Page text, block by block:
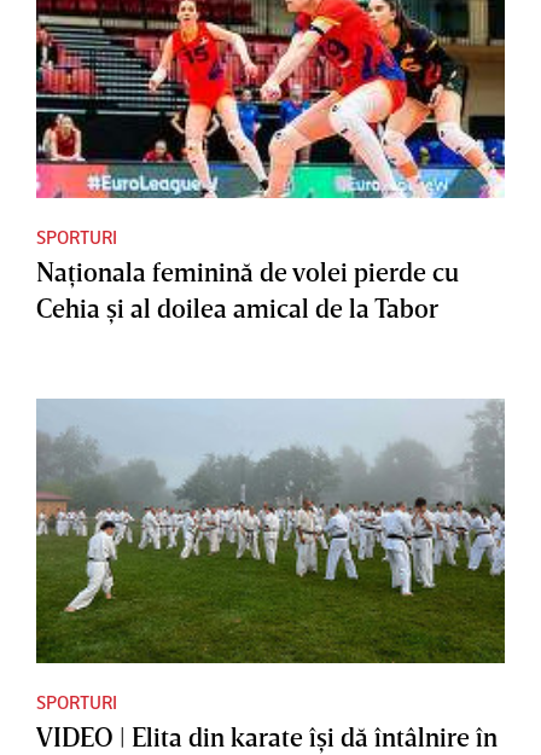
SPORTURI
Naţionala feminină de volei pierde cu
Cehia şi al doilea amical de la Tabor
SPORTURI
VIDEO | Elita din karate îşi dă întâlnire în